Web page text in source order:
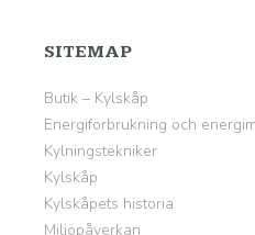
SITEMAP
Butik – Kylskåp
Energiförbrukning och
Kylningstekniker
Kylskåp
Kylskåpets historia
Miljöpåverkan